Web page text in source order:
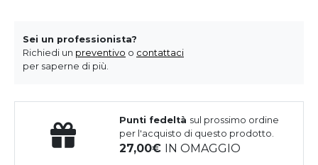
Sei un professionista?
Richiedi un preventivo o contattaci
per saperne di più.
Punti fedeltà sul prossimo ordine
per l'acquisto di questo prodotto.
27,00 IN OMAGGIO